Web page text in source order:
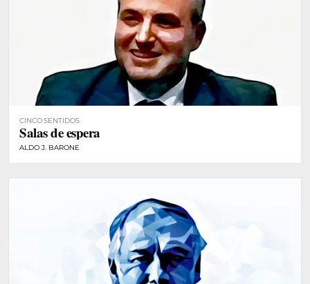
CINCO SENTIDOS
Salas de espera
ALDO J. BARONE